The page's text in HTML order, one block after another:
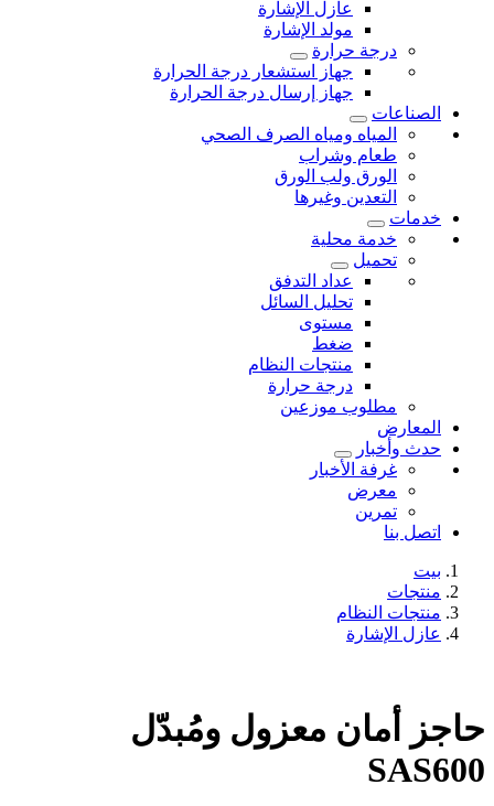
عازل الإشارة
مولد الإشارة
درجة حرارة
جهاز استشعار درجة الحرارة
جهاز إرسال درجة الحرارة
الصناعات
المياه ومياه الصرف الصحي
طعام وشراب
الورق ولب الورق
التعدين وغيرها
خدمات
خدمة محلية
تحميل
عداد التدفق
تحليل السائل
مستوى
ضغط
منتجات النظام
درجة حرارة
مطلوب موزعين
المعارض
حدث وأخبار
غرفة الأخبار
معرض
تمرين
اتصل بنا
بيت
منتجات
منتجات النظام
عازل الإشارة
حاجز أمان معزول ومُبدّل
SAS600